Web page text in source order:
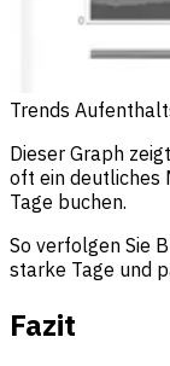
Trends
Dieser Graph
oft ein deutliches
Tage buchen.
So verfolgen Sie
starke Tage und
Fazit